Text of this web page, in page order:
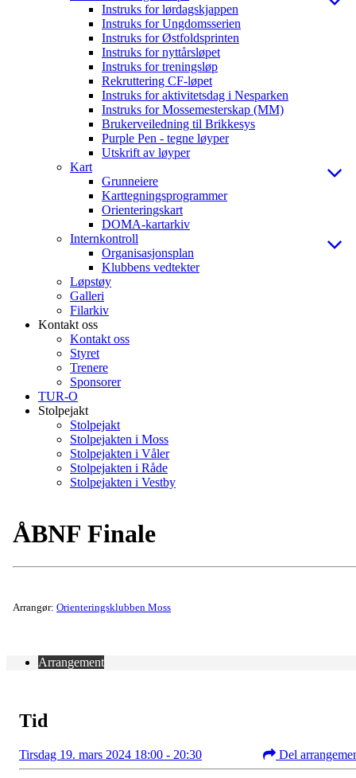
Instruks for lørdagskjappen
Instruks for Ungdomsserien
Instruks for Østfoldsprinten
Instruks for nyttårsløpet
Instruks for treningsløp
Rekruttering CF-løpet
Instruks for aktivitetsdag i Nesparken
Instruks for Mossemesterskap (MM)
Brukerveiledning til Brikkesys
Purple Pen - tegne løyper
Utskrift av løyper
Kart
Grunneiere
Karttegningsprogrammer
Orienteringskart
DOMA-kartarkiv
Internkontroll
Organisasjonsplan
Klubbens vedtekter
Løpstøy
Galleri
Filarkiv
Kontakt oss
Kontakt oss
Styret
Trenere
Sponsorer
TUR-O
Stolpejakt
Stolpejakt
Stolpejakten i Moss
Stolpejakten i Våler
Stolpejakten i Råde
Stolpejakten i Vestby
ÅBNF Finale
Arrangør: Orienteringsklubben Moss
Arrangement
Tid
Tirsdag 19. mars 2024 18:00 - 20:30 Del